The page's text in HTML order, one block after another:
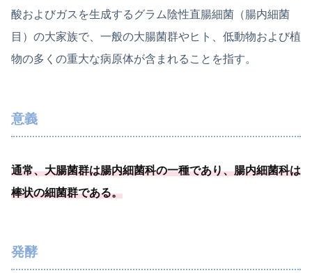
酸およびガスを生成するグラム陰性直腸細菌（腸内細菌
目）の大家族で、一般の大腸菌群やヒト、低動物および植
物の多くの重大な病原体が含まれることを指す。
意義
通常、大腸菌群は腸内細菌科の一種であり、腸内細菌科は
棒状の細菌群である。
発酵